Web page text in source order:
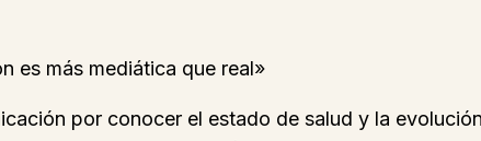
es más mediática que real»
por conocer el estado de salud y la